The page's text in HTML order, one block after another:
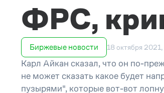
ФРС,
Биржевые новости 18 октября
Карл Айкан сказал, что он по-
не может сказать какое будет
пузырями", которые вот-вот